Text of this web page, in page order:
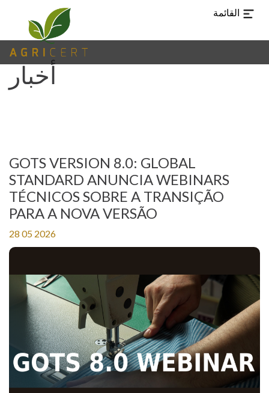
اللغات
صفحة
استقبال(CURRENT)
AGRICERT
التحكم
والاعتماد
تقتيش
التشكيل
أخبار
GOTS VERSION 8.0: GLOBAL
STANDARD ANUNCIA WEBINARS
TÉCNICOS SOBRE A TRANSIÇÃO
PARA A NOVA VERSÃO
28 05 2026